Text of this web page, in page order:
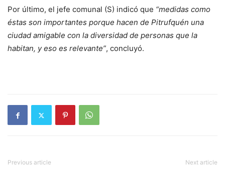
Por último, el jefe comunal (S) indicó que “medidas como
éstas son importantes porque hacen de Pitrufquén una
ciudad amigable con la diversidad de personas que la
habitan, y eso es relevante”, concluyó.
Previous article Next article